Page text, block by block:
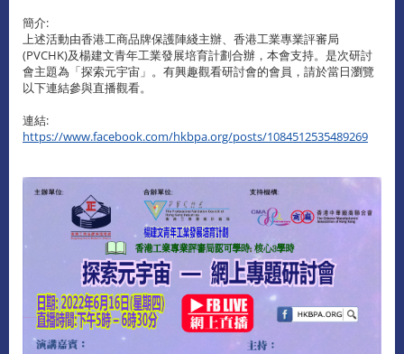
簡介:
上述活動由香港工商品牌保護陣綫主辦、香港工業專業評審局
(PVCHK)及楊建文青年工業發展培育計劃合辦，本會支持。是次研討
會主題為「探索元宇宙」。有興趣觀看研討會的會員，請於當日瀏覽
以下連結參與直播觀看。
連結:
https://www.facebook.com/hkbpa.org/posts/1084512535489269